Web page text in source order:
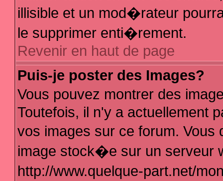
illisible et un mod�rateur
le supprimer enti�rement.
Revenir en haut de page
Puis-je poster des Images?
Vous pouvez montrer des
Toutefois, il n'y a actuellement
vos images sur ce forum.
image stock�e sur un serveur
http://www.quelque-part.net/